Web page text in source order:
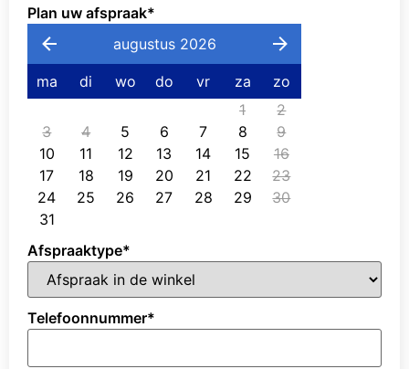
Plan uw afspraak*
augustus 2026
ma di wo do vr za
zo
1
2
3
4 5 6 7 8
9
10
11 12 13 14 15
16
17
18 19 20 21 22
23
24
25 26 27 28 29
30
31
Afspraaktype*
Telefoonnummer*